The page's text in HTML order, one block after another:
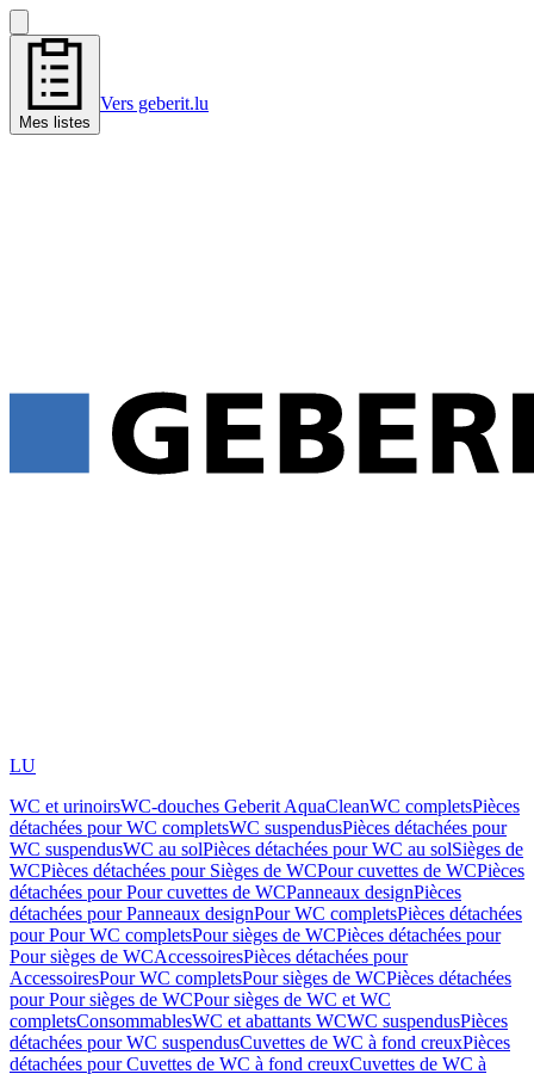
Mes listes
Vers geberit.lu
LU
WC et urinoirsWC-douches Geberit AquaCleanWC completsPièces
détachées pour WC completsWC suspendusPièces détachées pour
WC suspendusWC au solPièces détachées pour WC au solSièges de
WCPièces détachées pour Sièges de WCPour cuvettes de WCPièces
détachées pour Pour cuvettes de WCPanneaux designPièces
détachées pour Panneaux designPour WC completsPièces détachées
pour Pour WC completsPour sièges de WCPièces détachées pour
Pour sièges de WCAccessoiresPièces détachées pour
AccessoiresPour WC completsPour sièges de WCPièces détachées
pour Pour sièges de WCPour sièges de WC et WC
completsConsommablesWC et abattants WCWC suspendusPièces
détachées pour WC suspendusCuvettes de WC à fond creuxPièces
détachées pour Cuvettes de WC à fond creuxCuvettes de WC à